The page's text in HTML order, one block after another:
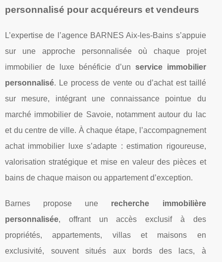
personnalisé pour acquéreurs et vendeurs
L’expertise de l’agence BARNES Aix-les-Bains s’appuie
sur une approche personnalisée où chaque projet
immobilier de luxe bénéficie d’un service immobilier
personnalisé. Le process de vente ou d’achat est taillé
sur mesure, intégrant une connaissance pointue du
marché immobilier de Savoie, notamment autour du lac
et du centre de ville. À chaque étape, l’accompagnement
achat immobilier luxe s’adapte : estimation rigoureuse,
valorisation stratégique et mise en valeur des pièces et
bains de chaque maison ou appartement d’exception.
Barnes propose une recherche immobilière
personnalisée, offrant un accès exclusif à des
propriétés, appartements, villas et maisons en
exclusivité, souvent situés aux bords des lacs, à